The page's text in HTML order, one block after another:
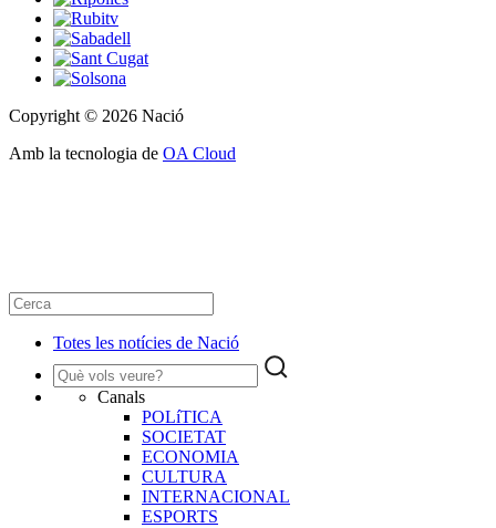
Copyright © 2026 Nació
Amb la tecnologia de OA Cloud
Totes les notícies de Nació
Canals
POLíTICA
SOCIETAT
ECONOMIA
CULTURA
INTERNACIONAL
ESPORTS